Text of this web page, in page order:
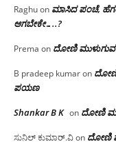
Raghuon ಮಾಸಿದ ಪಂಚೆ,
ಆಗಬೇಕೇ…..?‌
Prema on ದೋಣಿ ಮುಳುಗುವ
B pradeep kumaron ದೋಣಿ
ಪಯಣ
Shankar B K on ದೋಣಿ
ಸುನಿಲ್ ಕುಮಾರ್.ವಿon ದೋಣಿ